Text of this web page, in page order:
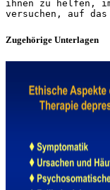
Zugehörige Unterlagen